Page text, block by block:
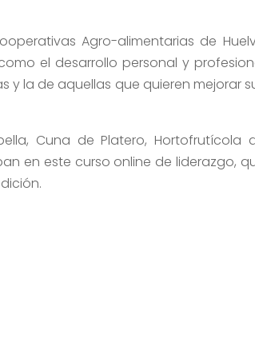
Agro-alimentarias de
el desarrollo personal y
la de aquellas que quieren mejorar
Cuna de Platero, Hortofrutícola
en este curso online de liderazgo,